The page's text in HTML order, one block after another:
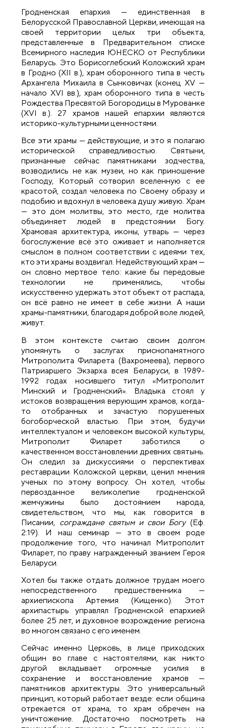
Гродненская епархия — единственная в
Белорусской Православной Церкви, имеющая на
своей территории целых три объекта,
представленные в Предварительном списке
Всемирного наследия ЮНЕСКО от Республики
Беларусь. Это Борисоглебский Коложский храм
в Гродно (XII в.), храм оборонного типа в честь
Архангела Михаила в Сынковичах (конец XV —
начало XVI вв.), храм оборонного типа в честь
Рождества Пресвятой Богородицы в Мурованке
(XVI в.). 27 храмов нашей епархии являются
историко-культурными ценностями.
Все эти храмы — действующие, и это я полагаю
исторической справедливостью. Святыни,
признанные сейчас памятниками зодчества,
возводились не как музеи, но как приношение
Господу, Который сотворил вселенную с ее
красотой, создал человека по Своему образу и
подобию и вдохнул в человека душу живую. Храм
— это дом молитвы, это место, где молитва
объединяет людей в предстоянии Богу.
Храмовая архитектура, иконы, утварь — через
богослужение всё это оживает и наполняется
смыслом в полном соответствии с идеями тех,
кто эти храмы воздвигал. Недействующий храм —
он словно мертвое тело: какие бы передовые
технологии не применялись, чтобы
искусственно удержать этот объект от распада,
он всё равно не имеет в себе жизни. А наши
храмы-памятники, благодаря доброй воле людей,
живут.
В этом контексте считаю своим долгом
упомянуть о заслугах приснопамятного
Митрополита Филарета (Вахромеева), первого
Патриаршего Экзарха всея Беларуси, в 1989-
1992 годах носившего титул «Митрополит
Минский и Гродненский». Владыка стоял у
истоков возвращения верующим храмов, когда-
то отобранных и зачастую порушенных
богоборческой властью. При этом, будучи
интеллектуалом и человеком высокой культуры,
Митрополит Филарет заботился о
качественном восстановлении древних святынь.
Он следил за дискуссиями о перспективах
реставрации Коложской церкви, ценил мнения
ученых по этому вопросу. Он хотел, чтобы
первозданное великолепие гродненской
жемчужины было достоянием народа,
свидетельством, что мы, как говорится в
Писании, сограждане святым и свои Богу(Еф.
2:19). И наш семинар — это в своем роде
продолжение того, что начинал Митрополит
Филарет, по праву награжденный званием Героя
Беларуси.
Хотел бы также отдать должное трудам моего
непосредственного предшественника —
архиепископа Артемия (Кищенко). Этот
архипастырь управлял Гродненской епархией
более 25 лет, и духовное возрождение региона
во многом связано с его именем.
Сейчас именно Церковь, в лице приходских
общин во главе с настоятелями, как никто
другой вкладывает огромные усилия в
сохранение и восстановление храмов —
памятников архитектуры. Это универсальный
принцип, который работает везде: если община
отрекается от храма, то храм обречен на
уничтожение. Достаточно посмотреть на